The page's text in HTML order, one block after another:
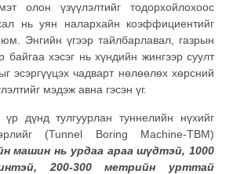
олон үзүүлэлтийг тодорхойлохоос
нь уян налархайн коэффициентийг
Энгийн үгээр тайлбарлавал, газрын
байгаа хэсэг нь хүндийн жингээр суулт
эсэргүүцэх чадварт нөлөөлөх хөрсний
мэдэж авна гэсэн үг.
дүнд тулгуурлан туннелийн нүхийг
(Tunnel Boring Machine-TBM)
машин нь урдаа араа шүдтэй, 1000
200-300 метрийн урттай